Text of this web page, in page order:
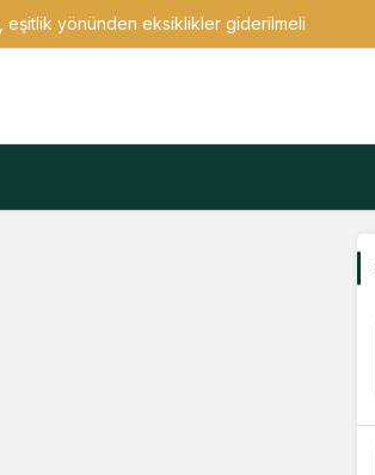
eşitlik yönünden eksiklikler giderilmeli